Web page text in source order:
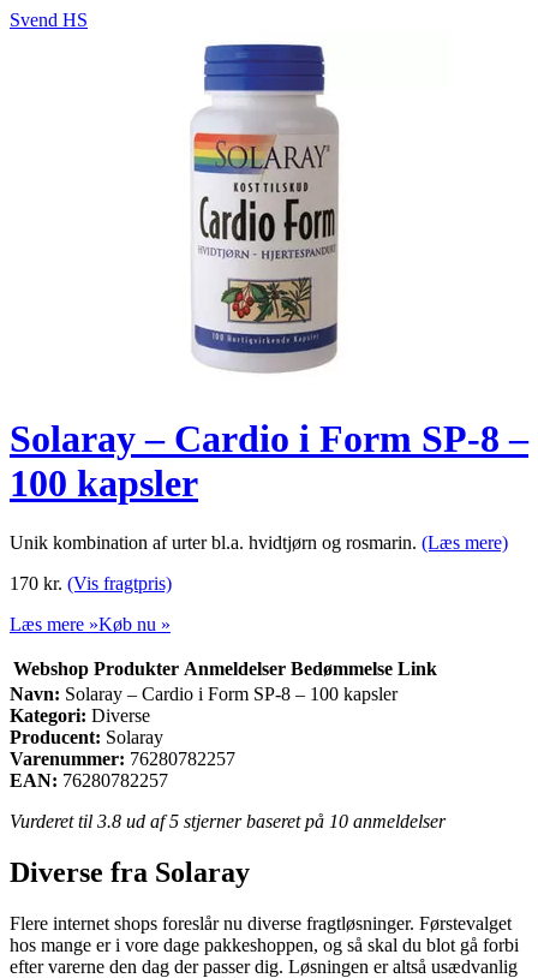
Svend HS
Solaray – Cardio i Form SP-8 –
100 kapsler
Unik kombination af urter bl.a. hvidtjørn og rosmarin. (Læs mere)
170 kr. (Vis fragtpris)
Læs mere »Køb nu »
Webshop Produkter Anmeldelser Bedømmelse Link
Navn: Solaray – Cardio i Form SP-8 – 100 kapsler
Kategori: Diverse
Producent: Solaray
Varenummer: 76280782257
EAN: 76280782257
Vurderet til 3.8 ud af 5 stjerner baseret på 10 anmeldelser
Diverse fra Solaray
Flere internet shops foreslår nu diverse fragtløsninger. Førstevalget
hos mange er i vore dage pakkeshoppen, og så skal du blot gå forbi
efter varerne den dag der passer dig. Løsningen er altså usædvanlig